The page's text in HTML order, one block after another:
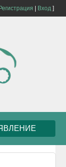
Регистрация Вход]